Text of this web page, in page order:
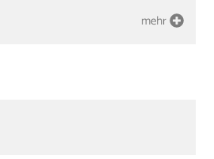
mehr